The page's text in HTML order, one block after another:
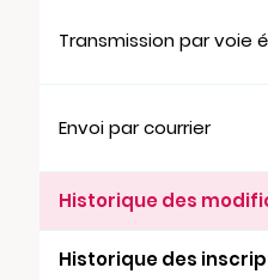
Transmission par voie
Envoi par courrier
Historique des
Historique des